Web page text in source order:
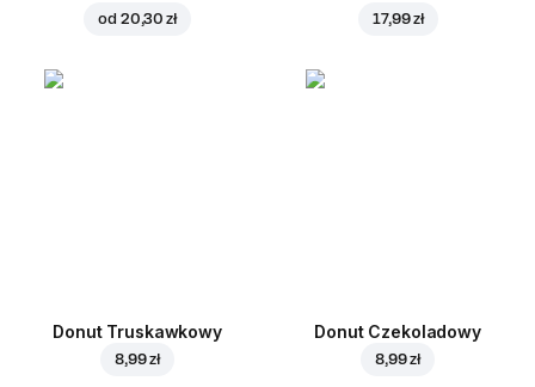
od 20,30 zł 17,99 zł
Donut Truskawkowy
8,99 zł
Donut Czekoladowy
8,99 zł